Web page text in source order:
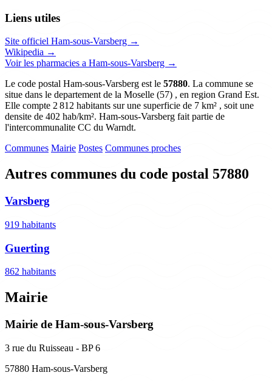
Liens utiles
Site officiel Ham-sous-Varsberg →
Wikipedia →
Voir les pharmacies a Ham-sous-Varsberg →
Le code postal Ham-sous-Varsberg est le 57880. La commune se
situe dans le departement de la Moselle (57) , en region Grand Est.
Elle compte 2 812 habitants sur une superficie de 7 km² , soit une
densite de 402 hab/km². Ham-sous-Varsberg fait partie de
l'intercommunalite CC du Warndt.
Communes Mairie Postes Communes proches
Autres communes du code postal 57880
Varsberg
919 habitants
Guerting
862 habitants
Mairie
Mairie de Ham-sous-Varsberg
3 rue du Ruisseau - BP 6
57880 Ham-sous-Varsberg